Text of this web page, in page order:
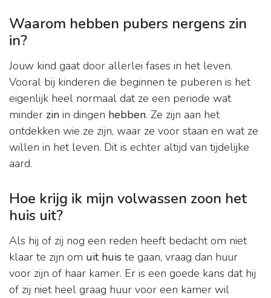
Waarom hebben pubers nergens zin
in?
Jouw kind gaat door allerlei fases in het leven.
Vooral bij kinderen die beginnen te puberen is het
eigenlijk heel normaal dat ze een periode wat
minder zin in dingen hebben. Ze zijn aan het
ontdekken wie ze zijn, waar ze voor staan en wat ze
willen in het leven. Dit is echter altijd van tijdelijke
aard.
Hoe krijg ik mijn volwassen zoon het
huis uit?
Als hij of zij nog een reden heeft bedacht om niet
klaar te zijn om uit huis te gaan, vraag dan huur
voor zijn of haar kamer. Er is een goede kans dat hij
of zij niet heel graag huur voor een kamer wil